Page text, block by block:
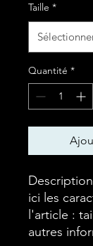
Taille *
Quantité *
ici les
l'article :
autres